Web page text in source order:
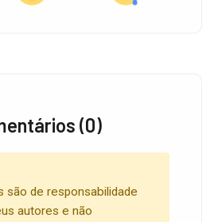
(0)
são de responsabilidade
autores e não